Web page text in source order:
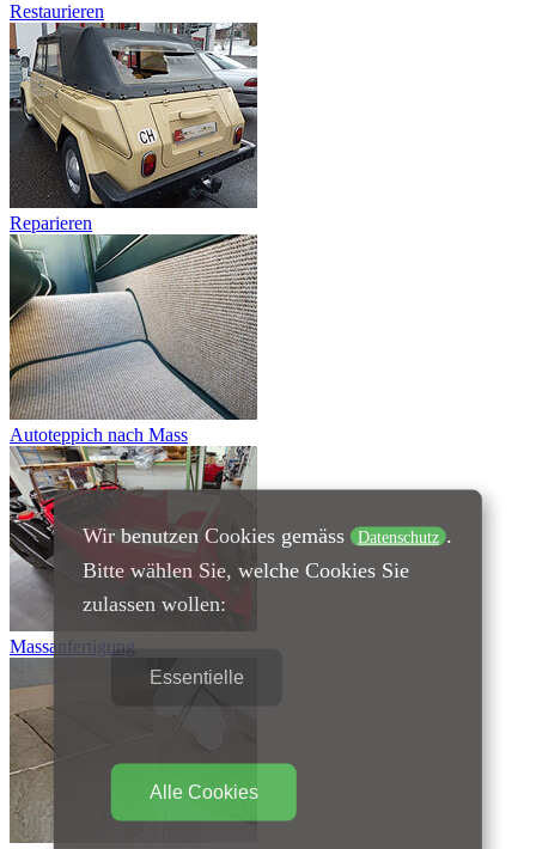
Restaurieren
Reparieren
Autoteppich nach Mass
Massanfertigung
Wir benutzen Cookies gemäss Datenschutz .
Bitte wählen Sie, welche Cookies Sie
zulassen wollen:
Essentielle
Alle Cookies